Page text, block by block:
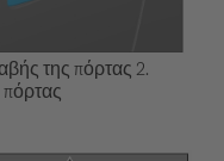
της πόρτας 2.